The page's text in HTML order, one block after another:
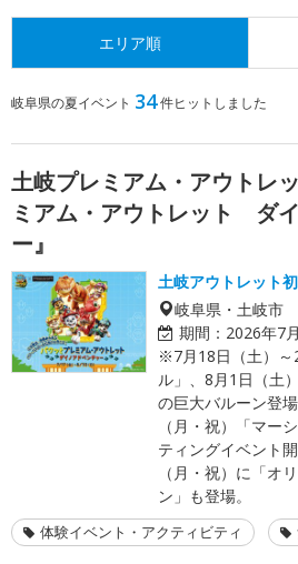
エリア順
岐阜県の夏イベント 34件ヒットしました
土岐プレミアム・アウトレ
ミアム・アウトレット ダ
ー』
土岐アウトレット
岐阜県・土岐市
期間： 2026年7
※7月18日（土）～
ル」、8月1日（土
の巨大バルーン登
（月・祝）「マー
ティングイベント
（月・祝）に「オ
ン」も登場。
体験イベント・アクティビティ